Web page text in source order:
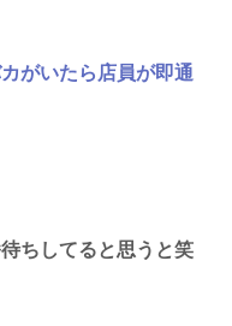
がいたら店員が即通
ちしてると思うと笑